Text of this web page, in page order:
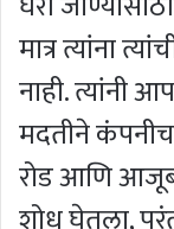
मात्र त्यांना
नाही. त्यांनी
मदतीने
रोड आणि